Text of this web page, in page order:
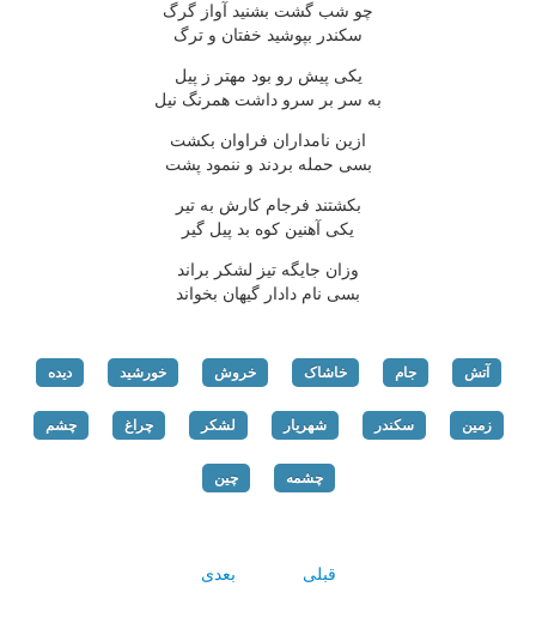
چو شب گشت بشنید آواز گرگ
سکندر بپوشید خفتان و ترگ
یکی پیش رو بود مهتر ز پیل
به سر بر سرو داشت همرنگ نیل
ازین نامداران فراوان بکشت
بسی حمله بردند و ننمود پشت
بکشتند فرجام کارش به تیر
یکی آهنین کوه بد پیل گیر
وزان جایگه تیز لشکر براند
بسی نام دادار گیهان بخواند
آتش جام خاشاک خروش خورشید دیده
زمین سکندر شهریار لشکر چراغ چشم
چشمه چین
قبلی بعدی